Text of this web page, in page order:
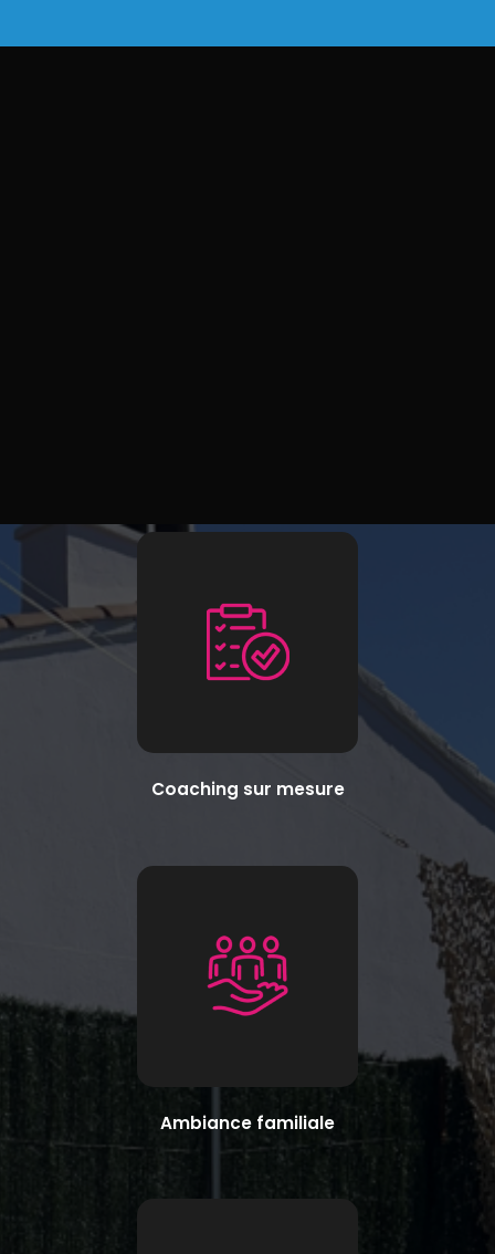
Coaching sur mesure
Ambiance familiale